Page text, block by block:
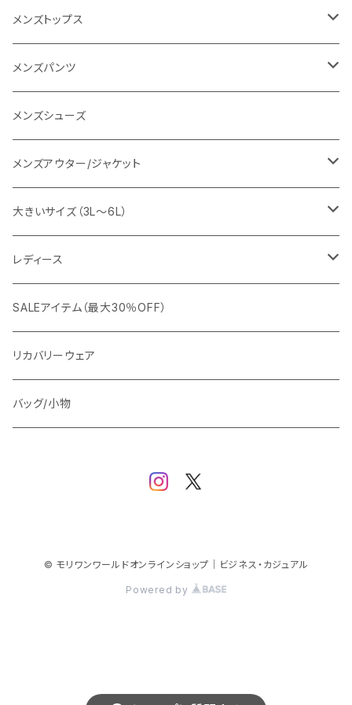
go slow caravan
SY32 by SWEET YEARS
URBAN SQUARE
EDWIN
snow peak
G-stage
TETEHOMME
TAION
レディース
スーツ
カジュアルセットアップ
スラックス
ワイシャツ
シューズ
フォーマル
Tシャツ/ポロシャツ
メンズトップス
Tシャツ/カットソー
シャツ/ポロシャツ
パーカー/スウェット
ニット
メンズパンツ
デニムパンツ
イージーパンツ
スラックス
メンズシューズ
メンズアウター/ジャケット
ジャケット
カジュアルジャケット
ビジネスジャケット
ブルゾン
コート
マウンテンパーカー/アウトドア
ダウン / 中綿アウター
大きいサイズ（3L～6L）
ビジネス
セットアップ
ワイシャツ
カジュアル
ニット/Tシャツ/カットソー
スウェット/パーカー
アウター
レディース
アウター
トップス（ブラウス/カットソー）
ジャケット
SALEアイテム（最大30％OFF）
リカバリーウェア
バッグ/小物
© モリワンワールドオンラインショップ｜ビジネス・カジュアル
Powered by